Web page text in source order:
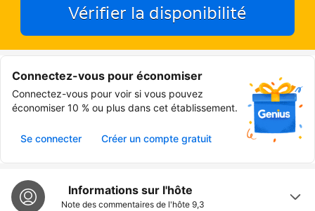
Vérifier la disponibilité
Connectez-vous pour économiser
Connectez-vous pour voir si vous pouvez
économiser 10 % ou plus dans cet établissement.
Se connecter Créer un compte gratuit
Informations sur l'hôte
Note des commentaires de l'hôte 9,3